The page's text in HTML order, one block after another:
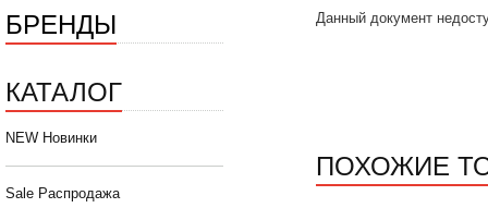
БРЕНДЫ
КАТАЛОГ
NEW Новинки
Sale Распродажа
Данный документ
ПОХОЖИЕ